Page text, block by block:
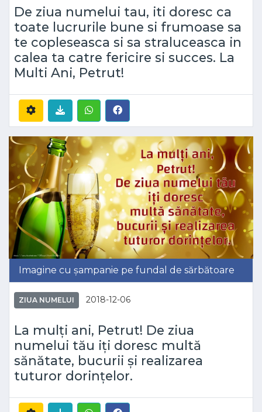
De ziua numelui tau, iti doresc ca
toate lucrurile bune si frumoase sa
te copleseasca si sa straluceasca in
calea ta catre fericire si succes. La
Multi Ani, Petrut!
Imagine cu șampanie pe fundal de sărbătoare
ZIUA NUMELUI 2018-12-06
La mulți ani, Petrut! De ziua
numelui tău iți doresc multă
sănătate, bucurii și realizarea
tuturor dorințelor.